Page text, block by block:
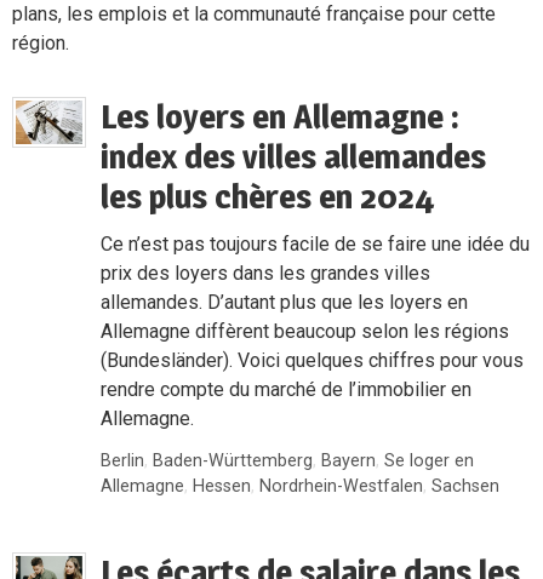
plans, les emplois et la communauté française pour cette
région.
Les loyers en Allemagne :
index des villes allemandes
les plus chères en 2024
Ce n’est pas toujours facile de se faire une idée du
prix des loyers dans les grandes villes
allemandes. D’autant plus que les loyers en
Allemagne diffèrent beaucoup selon les régions
(Bundesländer). Voici quelques chiffres pour vous
rendre compte du marché de l’immobilier en
Allemagne.
Berlin, Baden-Württemberg, Bayern,Se loger en
Allemagne, Hessen, Nordrhein-Westfalen,Sachsen